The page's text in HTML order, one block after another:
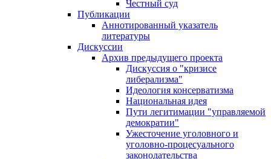
Честный суд
Публикации
Аннотированный указатель
литературы
Дискуссии
Архив предыдущего проекта
Дискуссия о "кризисе
либерализма"
Идеология консерватизма
Национальная идея
Пути легитимации "управляемой
демократии"
Ужесточение уголовного и
уголовно-процесуального
законодательства